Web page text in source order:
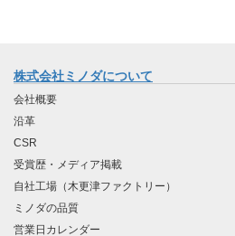
株式会社ミノダについて
会社概要
沿革
CSR
受賞歴・メディア掲載
自社工場（木更津ファクトリー）
ミノダの品質
営業日カレンダー